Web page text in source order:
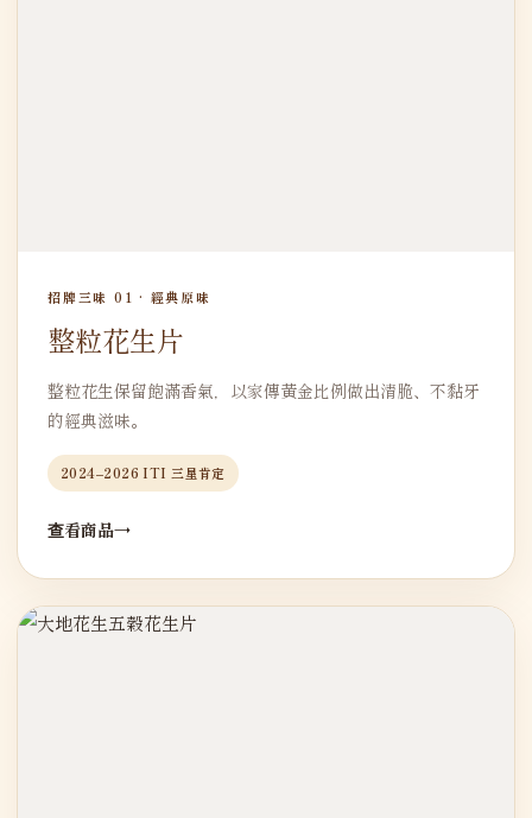
招牌三味 01 · 經典原味
整粒花生片
整粒花生保留飽滿香氣，以家傳黃金比例做出清脆、不黏牙
的經典滋味。
2024–2026 ITI 三星肯定
查看商品